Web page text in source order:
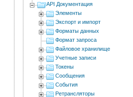
API Документация
Элементы
Экспорт и импорт
Форматы данных
Формат запроса
Файловое хранилище
Учетные записи
Токены
Сообщения
События
Ретрансляторы